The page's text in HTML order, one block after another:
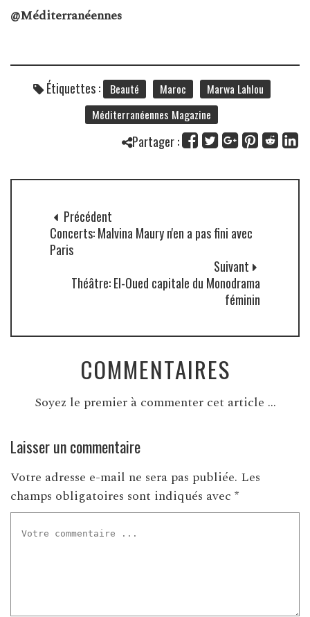
@Méditerranéennes
Étiquettes : Beauté Maroc
Marwa Lahlou
Méditerranéennes Magazine
Partager :
Précédent
Concerts: Malvina Maury n'en a pas fini avec
Paris
Suivant
Théâtre: El-Oued capitale du Monodrama
féminin
COMMENTAIRES
Soyez le premier à commenter cet article ...
Laisser un commentaire
Votre adresse e-mail ne sera pas publiée. Les
champs obligatoires sont indiqués avec *